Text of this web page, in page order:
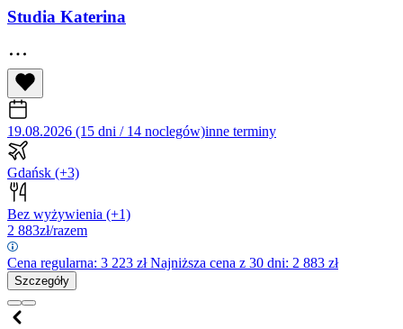
Studia Katerina
19.08.2026 (15 dni / 14 noclegów)inne terminy
Gdańsk (+3)
Bez wyżywienia (+1)
2 883zł/razem
Cena regularna: 3 223 złNajniższa cena z 30 dni: 2 883 zł
Szczegóły